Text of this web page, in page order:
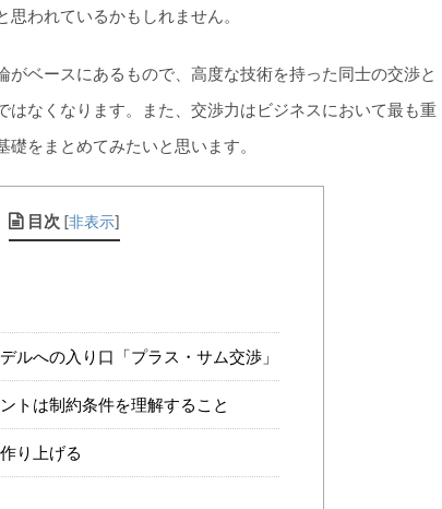
われているかもしれません。
がベースにあるもので、高度な技術を持った同士の交渉と
はなくなります。また、交渉力はビジネスにおいて最も重
をまとめてみたいと思います。
目次 [非表示]
ルへの入り口「プラス・サム交渉」
トは制約条件を理解すること
り上げる